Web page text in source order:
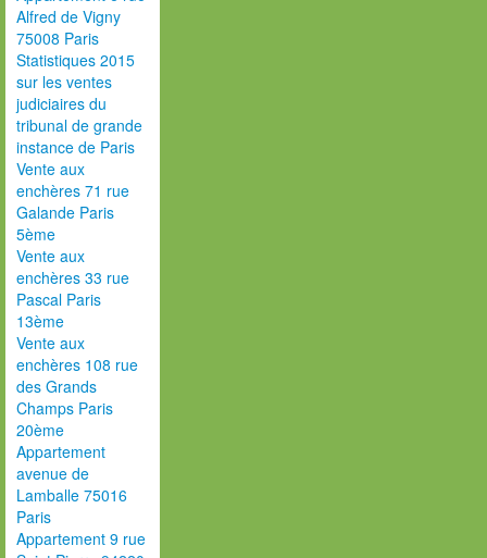
Alfred de Vigny
75008 Paris
Statistiques 2015
sur les ventes
judiciaires du
tribunal de grande
instance de Paris
Vente aux
enchères 71 rue
Galande Paris
5ème
Vente aux
enchères 33 rue
Pascal Paris
13ème
Vente aux
enchères 108 rue
des Grands
Champs Paris
20ème
Appartement
avenue de
Lamballe 75016
Paris
Appartement 9 rue